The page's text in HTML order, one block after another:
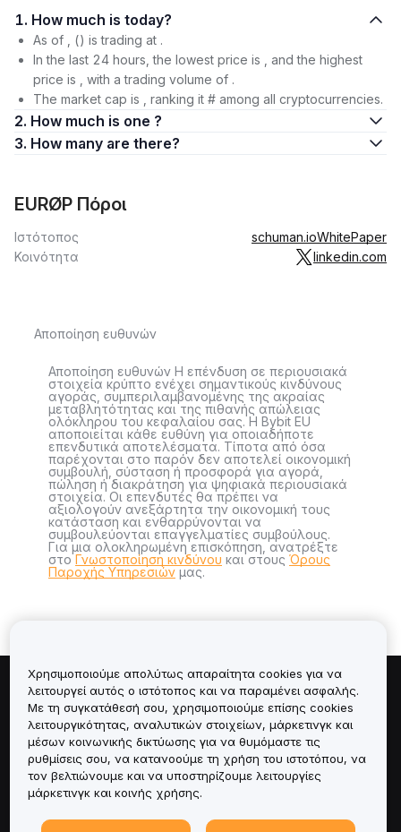
1. How much is today?
As of , () is trading at .
In the last 24 hours, the lowest price is , and the highest
price is , with a trading volume of .
The market cap is , ranking it # among all cryptocurrencies.
2. How much is one ?
3. How many are there?
EURØP Πόροι
Ιστότοπος schuman.ioWhitePaper
Κοινότητα
linkedin.com
Αποποίηση ευθυνών
Αποποίηση ευθυνών Η επένδυση σε περιουσιακά
στοιχεία κρύπτο ενέχει σημαντικούς κινδύνους
αγοράς, συμπεριλαμβανομένης της ακραίας
μεταβλητότητας και της πιθανής απώλειας
ολόκληρου του κεφαλαίου σας. Η Bybit EU
αποποιείται κάθε ευθύνη για οποιαδήποτε
επενδυτικά αποτελέσματα. Τίποτα από όσα
παρέχονται στο παρόν δεν αποτελεί οικονομική
συμβουλή, σύσταση ή προσφορά για αγορά,
πώληση ή διακράτηση για ψηφιακά περιουσιακά
στοιχεία. Οι επενδυτές θα πρέπει να
αξιολογούν ανεξάρτητα την οικονομική τους
κατάσταση και ενθαρρύνονται να
συμβουλεύονται επαγγελματίες συμβούλους.
Για μια ολοκληρωμένη επισκόπηση, ανατρέξτε
στοΓνωστοποίηση κινδύνου και στους Όρους
Παροχής Υπηρεσιών μας.
Πληροφορίες για
Υπηρεσίες
Υποστήριξη
Προϊόντα
Χρησιμοποιούμε απολύτως απαραίτητα cookies για να
λειτουργεί αυτός ο ιστότοπος και να παραμένει ασφαλής.
Με τη συγκατάθεσή σου, χρησιμοποιούμε επίσης cookies
λειτουργικότητας, αναλυτικών στοιχείων, μάρκετινγκ και
μέσων κοινωνικής δικτύωσης για να θυμόμαστε τις
ρυθμίσεις σου, να κατανοούμε τη χρήση του ιστοτόπου, να
τον βελτιώνουμε και να υποστηρίζουμε λειτουργίες
μάρκετινγκ και κοινής χρήσης.